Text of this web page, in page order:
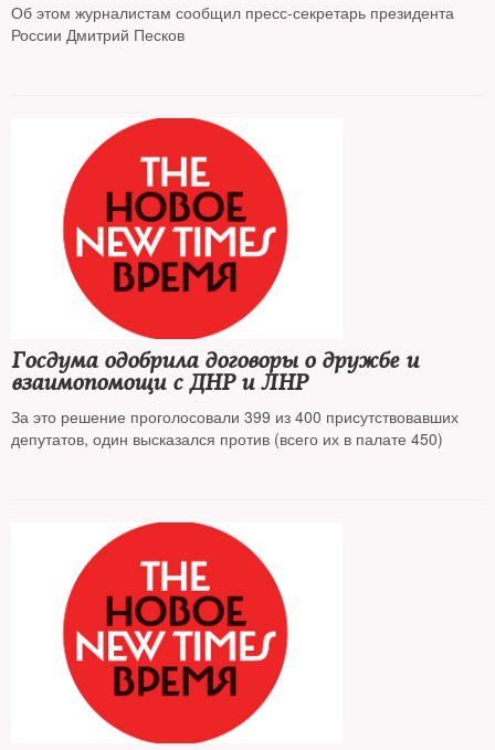
Об этом журналистам сообщил пресс-секретарь президента
России Дмитрий Песков
Госдума одобрила договоры о дружбе и
взаимопомощи с ДНР и ЛНР
За это решение проголосовали 399 из 400 присутствовавших
депутатов, один высказался против (всего их в палате 450)